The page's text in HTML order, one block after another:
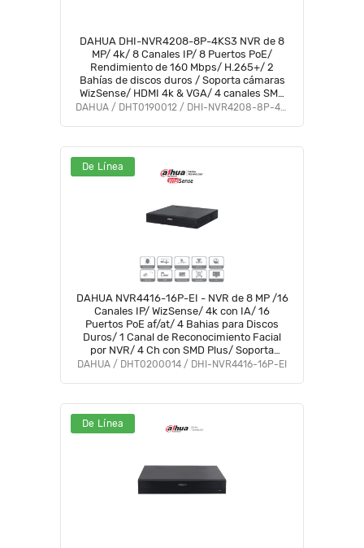
DAHUA DHI-NVR4208-8P-4KS3 NVR de 8
MP/ 4k/ 8 Canales IP/ 8 Puertos PoE/
Rendimiento de 160 Mbps/ H.265+/ 2
Bahías de discos duros / Soporta cámaras
WizSense/ HDMI 4k & VGA/ 4 canales SMD
Plus/ E&S de Alarma/ #HotSaleDH
DAHUA / DHT0190012 / DHI-NVR4208-8P-4KS3
De Línea
DAHUA NVR4416-16P-EI - NVR de 8 MP /16
Canales IP/ WizSense/ 4k con IA/ 16
Puertos PoE af/at/ 4 Bahias para Discos
Duros/ 1 Canal de Reconocimiento Facial
por NVR/ 4 Ch con SMD Plus/ Soporta
Cámaras con IA/ 10 Bases de Datos de
DAHUA / DHT0200014 / DHI-NVR4416-16P-EI
De Línea